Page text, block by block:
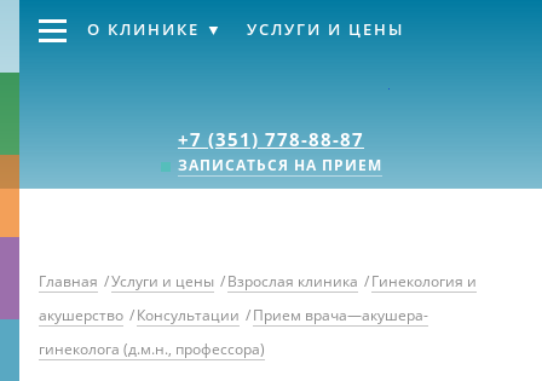
+7 (351) 778-88-87
ЗАПИСАТЬСЯ НА ПРИЕМ
О КЛИНИКЕ УСЛУГИ И ЦЕНЫ
Главная /Услуги и цены /Взрослая клиника /Гинекология и
акушерство /Консультации /Прием врача—акушера-
гинеколога (д.м.н., профессора)